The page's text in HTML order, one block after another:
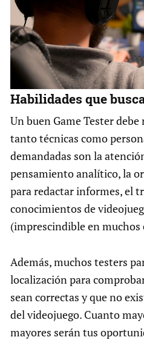
Habilidades que
Un buen Game Tester
tanto técnicas como
demandadas son la
pensamiento analítico, la
para redactar informes, el
conocimientos de
(imprescindible en muchos
Además, muchos testers
localización para
sean correctas y que no
del videojuego. Cuanto
mayores serán tus